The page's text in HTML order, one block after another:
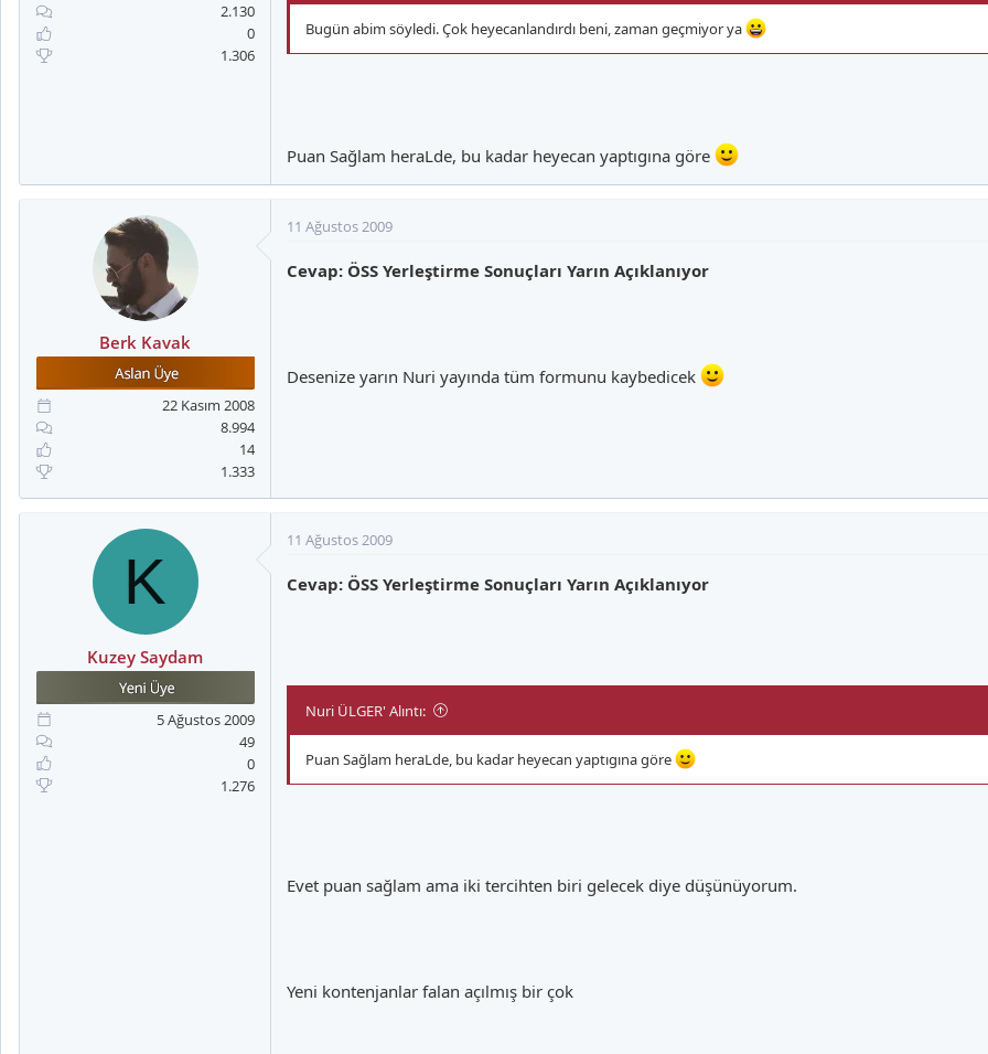
2.130
0
1.306
Bugün abim söyledi. Çok heyecanlandırdı beni, zaman geçmiyor ya
Puan Sağlam heraLde, bu kadar heyecan yaptıgına göre
Berk Kavak
22 Kasım 2008
8.994
14
1.333
11 Ağustos 2009
Cevap: ÖSS Yerleştirme Sonuçları Yarın Açıklanıyor
Desenize yarın Nuri yayında tüm formunu kaybedicek
K
Kuzey Saydam
5 Ağustos 2009
49
0
1.276
11 Ağustos 2009
Cevap: ÖSS Yerleştirme Sonuçları Yarın Açıklanıyor
Nuri ÜLGER' Alıntı:
Puan Sağlam heraLde, bu kadar heyecan yaptıgına göre
Evet puan sağlam ama iki tercihten biri gelecek diye düşünüyorum.
Yeni kontenjanlar falan açılmış bir çok